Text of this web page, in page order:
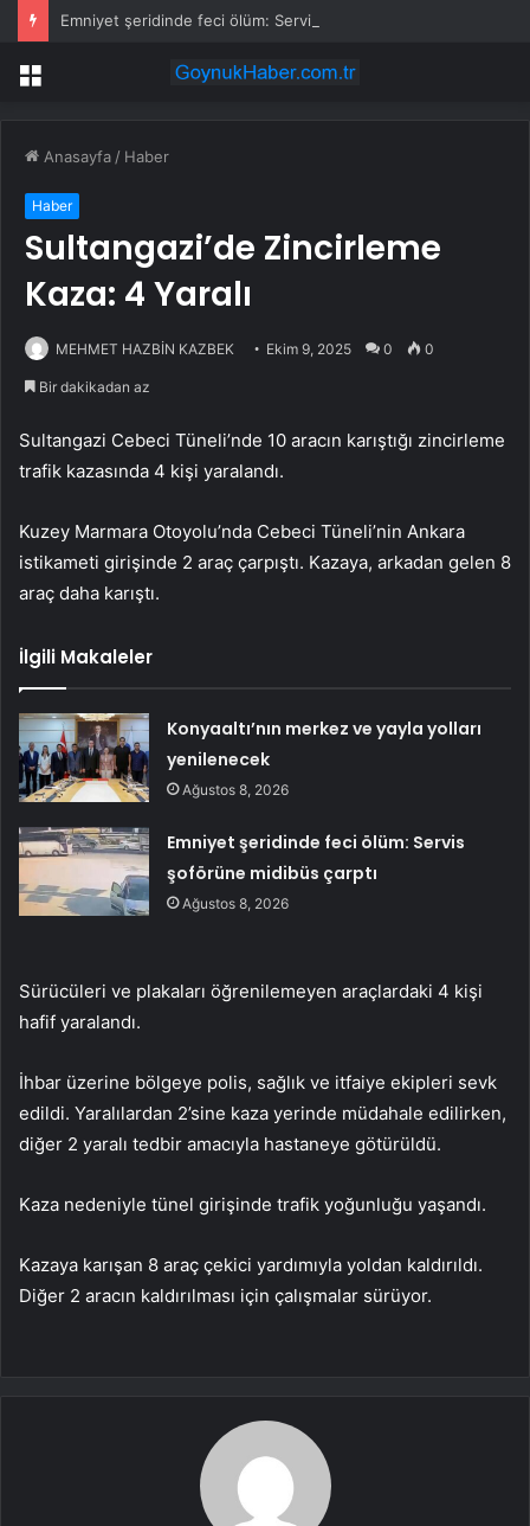
Menü
Anasayfa / Haber
Haber
Sultangazi’de Zincirleme
Kaza: 4 Yaralı
MEHMET HAZBİN KAZBEK Ekim 9, 2025 0 0
Bir dakikadan az
Sultangazi Cebeci Tüneli’nde 10 aracın karıştığı zincirleme
trafik kazasında 4 kişi yaralandı.
Kuzey Marmara Otoyolu’nda Cebeci Tüneli’nin Ankara
istikameti girişinde 2 araç çarpıştı. Kazaya, arkadan gelen 8
araç daha karıştı.
İlgili Makaleler
Konyaaltı’nın merkez ve yayla yolları
yenilenecek
Ağustos 8, 2026
Emniyet şeridinde feci ölüm: Servis
şoförüne midibüs çarptı
Ağustos 8, 2026
Sürücüleri ve plakaları öğrenilemeyen araçlardaki 4 kişi
hafif yaralandı.
İhbar üzerine bölgeye polis, sağlık ve itfaiye ekipleri sevk
edildi. Yaralılardan 2’sine kaza yerinde müdahale edilirken,
diğer 2 yaralı tedbir amacıyla hastaneye götürüldü.
Kaza nedeniyle tünel girişinde trafik yoğunluğu yaşandı.
Kazaya karışan 8 araç çekici yardımıyla yoldan kaldırıldı.
Diğer 2 aracın kaldırılması için çalışmalar sürüyor.